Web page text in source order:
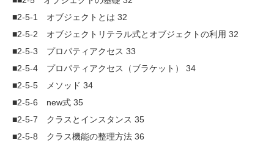
■2-5-1 オブジェクトとは 32
■2-5-2 オブジェクトリテラル式とオブジェクトの利用 32
■2-5-3 プロパティアクセス 33
■2-5-4 プロパティアクセス（ブラケット） 34
■2-5-5 メソッド 34
■2-5-6 new式 35
■2-5-7 クラスとインスタンス 35
■2-5-8 クラス機能の整理方法 36